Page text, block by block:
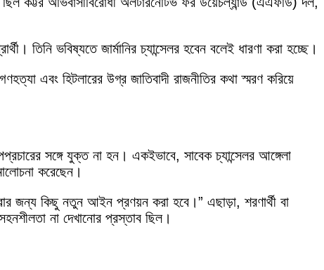
তিনি ভবিষ্যতে জার্মানির চ্যান্সেলর হবেন বলেই ধারণা করা হচ্ছে।
এবং হিটলারের উগ্র জাতিবাদী রাজনীতির কথা স্মরণ করিয়ে
সঙ্গে যুক্ত না হন। একইভাবে, সাবেক চ্যান্সেলর আঙ্গেলা
করেছেন।
জন্য কিছু নতুন আইন প্রণয়ন করা হবে।” এছাড়া, শরণার্থী বা
না দেখানোর প্রস্তাব ছিল।